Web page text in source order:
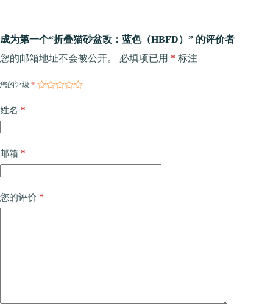
成为第一个“折叠猫砂盆改：蓝色（HBFD）” 的评价者
您的邮箱地址不会被公开。
必填项已用 * 标注
您的评级 *
姓名 *
邮箱 *
您的评价 *